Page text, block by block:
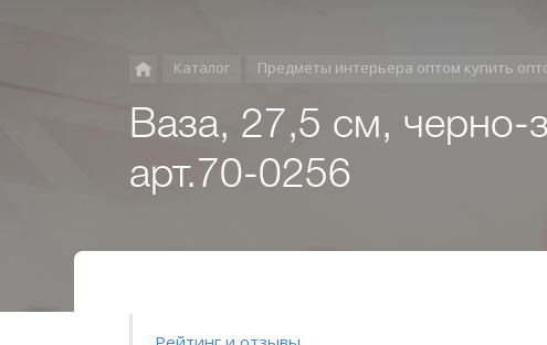
Каталог Предметы интерьера оптом купить
Ваза, 27,5 см, черно-
арт.70-0256